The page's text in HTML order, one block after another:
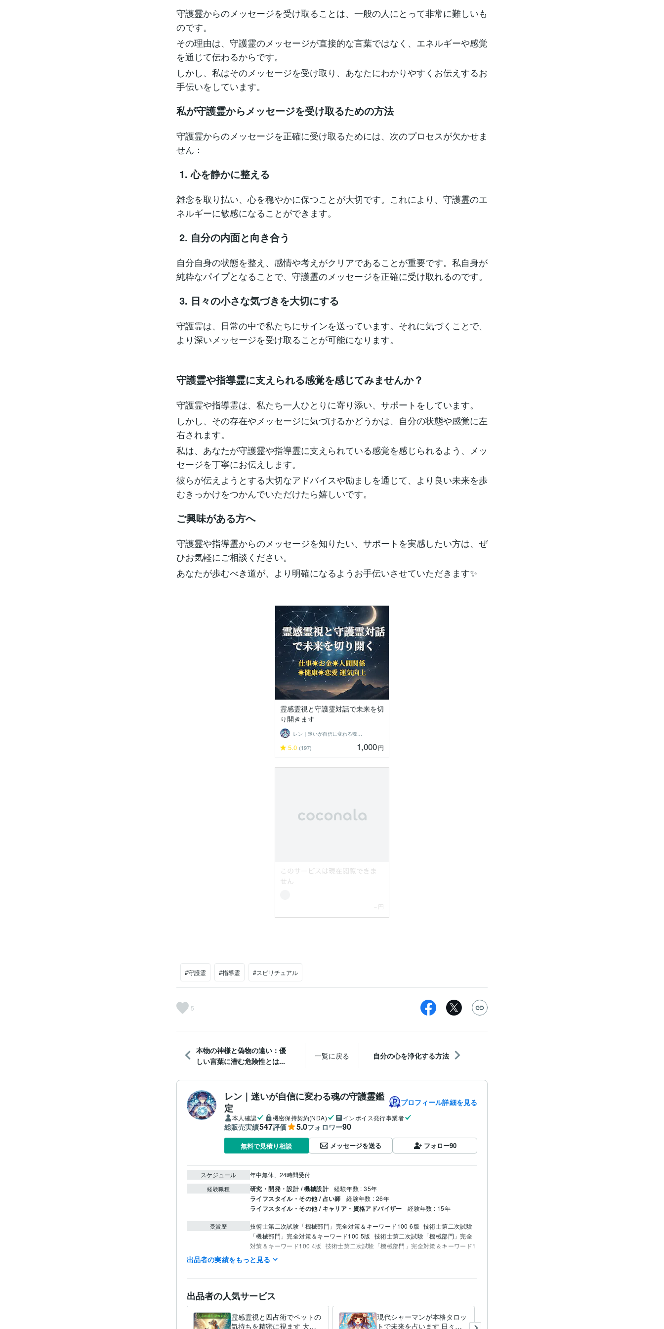
守護霊からのメッセージを受け取ることは、一般の人にとって非常に難しいも
のです。
その理由は、守護霊のメッセージが直接的な言葉ではなく、エネルギーや感覚
を通じて伝わるからです。
しかし、私はそのメッセージを受け取り、あなたにわかりやすくお伝えするお
手伝いをしています。
私が守護霊からメッセージを受け取るための方法
守護霊からのメッセージを正確に受け取るためには、次のプロセスが欠かせま
せん：
1. 心を静かに整える
雑念を取り払い、心を穏やかに保つことが大切です。これにより、守護霊のエ
ネルギーに敏感になることができます。
2. 自分の内面と向き合う
自分自身の状態を整え、感情や考えがクリアであることが重要です。私自身が
純粋なパイプとなることで、守護霊のメッセージを正確に受け取れるのです。
3. 日々の小さな気づきを大切にする
守護霊は、日常の中で私たちにサインを送っています。それに気づくことで、
より深いメッセージを受け取ることが可能になります。
守護霊や指導霊に支えられる感覚を感じてみませんか？
守護霊や指導霊は、私たち一人ひとりに寄り添い、サポートをしています。
しかし、その存在やメッセージに気づけるかどうかは、自分の状態や感覚に左
右されます。
私は、あなたが守護霊や指導霊に支えられている感覚を感じられるよう、メッ
セージを丁寧にお伝えします。
彼らが伝えようとする大切なアドバイスや励ましを通じて、より良い未来を歩
むきっかけをつかんでいただけたら嬉しいです。
ご興味がある方へ
守護霊や指導霊からのメッセージを知りたい、サポートを実感したい方は、ぜ
ひお気軽にご相談ください。
あなたが歩むべき道が、より明確になるようお手伝いさせていただきます✨
霊感霊視と守護霊対話で未来を切
り開きます
レン｜迷いが自信に変わる魂の守護霊鑑定
5.0 (197) 1,000円
#守護霊 #指導霊 #スピリチュアル
5
本物の神様と偽物の違い：優
しい言葉に潜む危険性とは...
一覧に戻る 自分の心を浄化する方法
レン｜迷いが自信に変わる魂の守護霊鑑
定
プロフィール詳細を見る
本人確認 機密保持契約(NDA) インボイス発行事業者
総販売実績547評価 5.0フォロワー90
無料で見積り相談 メッセージを送る フォロー90
スケジュール 年中無休、24時間受付
経験職種 研究・開発・設計 / 機械設計 経験年数 : 35年
ライフスタイル・その他 / 占い師 経験年数 : 26年
ライフスタイル・その他 / キャリア・資格アドバイザー 経験年数 : 15年
受賞歴 技術士第二次試験「機械部門」完全対策＆キーワード100 6版 技術士第二次試験
「機械部門」完全対策＆キーワード100 5版 技術士第二次試験「機械部門」完全
対策＆キーワード100 4版 技術士第二次試験「機械部門」完全対策＆キーワード1
00 3版
得意分野 占い 霊感霊視
ング 故人交信（動物も）
不思議現象の調査と対策
出品者の実績をもっと見る
出品者の人気サービス
霊感霊視と四占術でペットの
気持ちを精密に視ます 大切
現代シャーマンが本格タロッ
トで未来を占います 日々の